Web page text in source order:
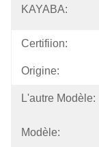
KAYABA:
Certifiion:
Origine:
L'autre Modèle:
Modèle: